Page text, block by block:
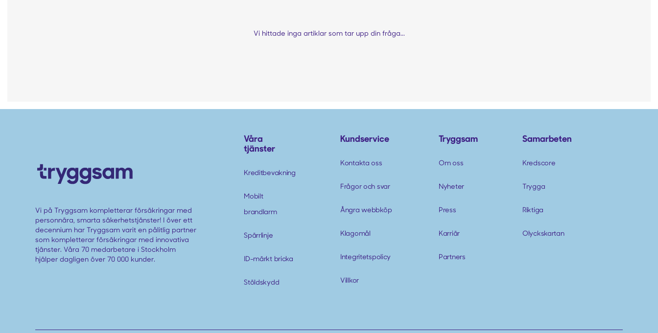
Vi hittade inga artiklar som tar upp din fråga...
Vi på Tryggsam kompletterar försäkringar med
personnära, smarta säkerhetstjänster! I över ett
decennium har Tryggsam varit en pålitlig partner
som kompletterar försäkringar med innovativa
tjänster. Våra 70 medarbetare i Stockholm
hjälper dagligen över 70 000 kunder.
Våra
tjänster
Kreditbevakning
Mobilt
brandlarm
Spärrlinje
ID-märkt bricka
Stöldskydd
Kundservice
Kontakta oss
Frågor och svar
Ångra webbköp
Klagomål
Integritetspolicy
Villkor
Tryggsam
Om oss
Nyheter
Press
Karriär
Partners
Samarbeten
Kredscore
Trygga
Riktiga
Olyckskartan